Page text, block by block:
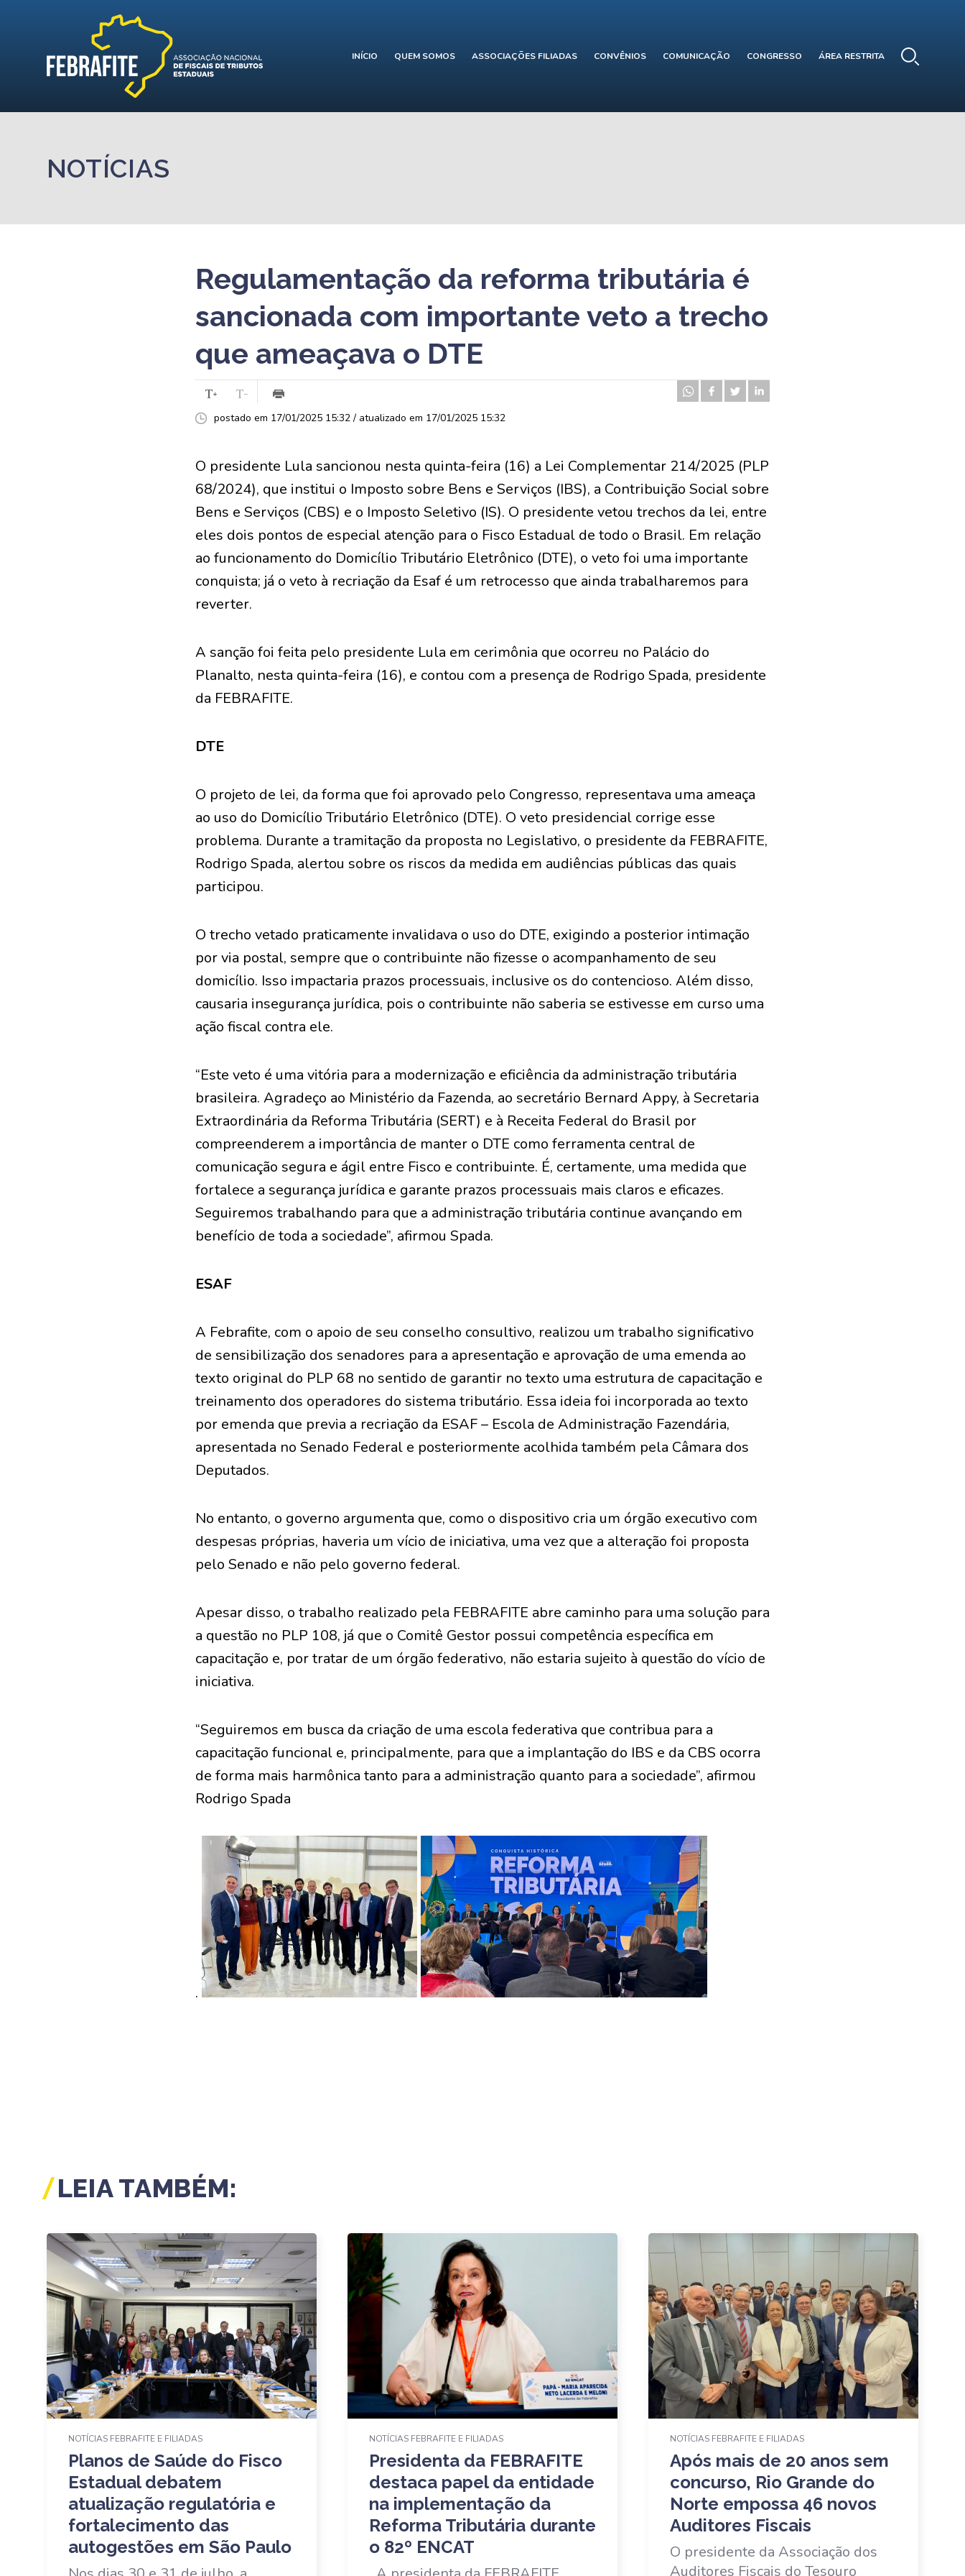
INÍCIO QUEM SOMOS ASSOCIAÇÕES FILIADAS CONVÊNIOS COMUNICAÇÃO CONGRESSO ÁREA RESTRITA
NOTÍCIAS
Regulamentação da reforma tributária é
sancionada com importante veto a trecho
que ameaçava o DTE
postado em 17/01/2025 15:32 / atualizado em 17/01/2025 15:32
O presidente Lula sancionou nesta quinta-feira (16) a Lei Complementar 214/2025 (PLP
68/2024), que institui o Imposto sobre Bens e Serviços (IBS), a Contribuição Social sobre
Bens e Serviços (CBS) e o Imposto Seletivo (IS). O presidente vetou trechos da lei, entre
eles dois pontos de especial atenção para o Fisco Estadual de todo o Brasil. Em relação
ao funcionamento do Domicílio Tributário Eletrônico (DTE), o veto foi uma importante
conquista; já o veto à recriação da Esaf é um retrocesso que ainda trabalharemos para
reverter.
A sanção foi feita pelo presidente Lula em cerimônia que ocorreu no Palácio do
Planalto, nesta quinta-feira (16), e contou com a presença de Rodrigo Spada, presidente
da FEBRAFITE.
DTE
O projeto de lei, da forma que foi aprovado pelo Congresso, representava uma ameaça
ao uso do Domicílio Tributário Eletrônico (DTE). O veto presidencial corrige esse
problema. Durante a tramitação da proposta no Legislativo, o presidente da FEBRAFITE,
Rodrigo Spada, alertou sobre os riscos da medida em audiências públicas das quais
participou.
O trecho vetado praticamente invalidava o uso do DTE, exigindo a posterior intimação
por via postal, sempre que o contribuinte não fizesse o acompanhamento de seu
domicílio. Isso impactaria prazos processuais, inclusive os do contencioso. Além disso,
causaria insegurança jurídica, pois o contribuinte não saberia se estivesse em curso uma
ação fiscal contra ele.
“Este veto é uma vitória para a modernização e eficiência da administração tributária
brasileira. Agradeço ao Ministério da Fazenda, ao secretário Bernard Appy, à Secretaria
Extraordinária da Reforma Tributária (SERT) e à Receita Federal do Brasil por
compreenderem a importância de manter o DTE como ferramenta central de
comunicação segura e ágil entre Fisco e contribuinte. É, certamente, uma medida que
fortalece a segurança jurídica e garante prazos processuais mais claros e eficazes.
Seguiremos trabalhando para que a administração tributária continue avançando em
benefício de toda a sociedade”, afirmou Spada.
ESAF
A Febrafite, com o apoio de seu conselho consultivo, realizou um trabalho significativo
de sensibilização dos senadores para a apresentação e aprovação de uma emenda ao
texto original do PLP 68 no sentido de garantir no texto uma estrutura de capacitação e
treinamento dos operadores do sistema tributário. Essa ideia foi incorporada ao texto
por emenda que previa a recriação da ESAF – Escola de Administração Fazendária,
apresentada no Senado Federal e posteriormente acolhida também pela Câmara dos
Deputados.
No entanto, o governo argumenta que, como o dispositivo cria um órgão executivo com
despesas próprias, haveria um vício de iniciativa, uma vez que a alteração foi proposta
pelo Senado e não pelo governo federal.
Apesar disso, o trabalho realizado pela FEBRAFITE abre caminho para uma solução para
a questão no PLP 108, já que o Comitê Gestor possui competência específica em
capacitação e, por tratar de um órgão federativo, não estaria sujeito à questão do vício de
iniciativa.
“Seguiremos em busca da criação de uma escola federativa que contribua para a
capacitação funcional e, principalmente, para que a implantação do IBS e da CBS ocorra
de forma mais harmônica tanto para a administração quanto para a sociedade”, afirmou
Rodrigo Spada
.
LEIA TAMBÉM:
NOTÍCIAS FEBRAFITE E FILIADAS
Planos de Saúde do Fisco
Estadual debatem
atualização regulatória e
fortalecimento das
autogestões em São Paulo
NOTÍCIAS FEBRAFITE E FILIADAS
Presidenta da FEBRAFITE
destaca papel da entidade
na implementação da
Reforma Tributária durante
o 82º ENCAT
NOTÍCIAS FEBRAFITE E FILIADAS
Após mais de 20 anos sem
concurso, Rio Grande do
Norte empossa 46 novos
Auditores Fiscais
O presidente da Associação dos
Auditores Fiscais do Tesouro